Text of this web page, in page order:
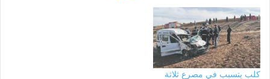
كلب يتسبب في مصرع ثلاثة